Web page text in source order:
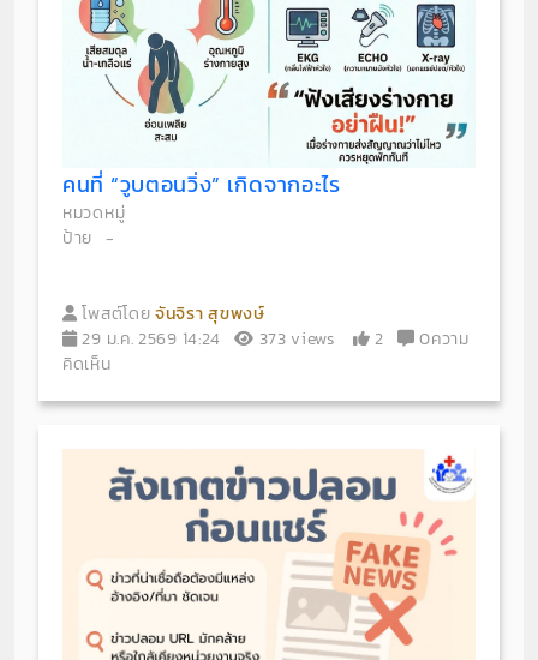
คนที่ “วูบตอนวิ่ง” เกิดจากอะไร
หมวดหมู่
ป้าย-
โพสต์โดยจันจิรา สุขพงษ์
29 ม.ค. 2569 14:24
373 views 2
0ความ
คิดเห็น